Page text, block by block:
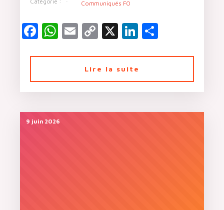
Communiqués FO
Facebook
WhatsApp
EmailCopy
X LinkedIn
Lire la suite
9 juin 2026